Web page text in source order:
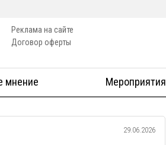
Реклама на сайте
Договор оферты
мнение Мероприятия
29.06.2026